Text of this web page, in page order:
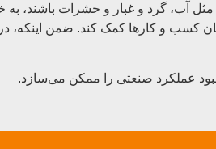
مثل آب، گرد و غبار و حشرات
کسب و کارها کمک کند. ضمن اینکه،
عملکرد صنعتی را ممکن می‌سازد.